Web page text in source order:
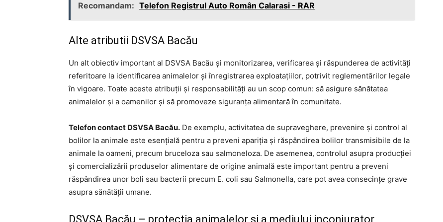
Recomandam: Telefon Registrul Auto Român Calarasi - RAR
Alte atributii DSVSA Bacău
Un alt obiectiv important al DSVSA Bacău și monitorizarea, verificarea și răspunderea de activități
referitoare la identificarea animalelor și înregistrarea exploatațiilor, potrivit reglementărilor legale
în vigoare. Toate aceste atribuții și responsabilități au un scop comun: să asigure sănătatea
animalelor și a oamenilor și să promoveze siguranța alimentară în comunitate.
Telefon contact DSVSA Bacău. De exemplu, activitatea de supraveghere, prevenire și control al
bolilor la animale este esențială pentru a preveni apariția și răspândirea bolilor transmisibile de la
animale la oameni, precum bruceloza sau salmoneloza. De asemenea, controlul asupra producției
și comercializării produselor alimentare de origine animală este important pentru a preveni
răspândirea unor boli sau bacterii precum E. coli sau Salmonella, care pot avea consecințe grave
asupra sănătății umane.
DSVSA Bacău – protectia animalelor si a mediului inconjurator